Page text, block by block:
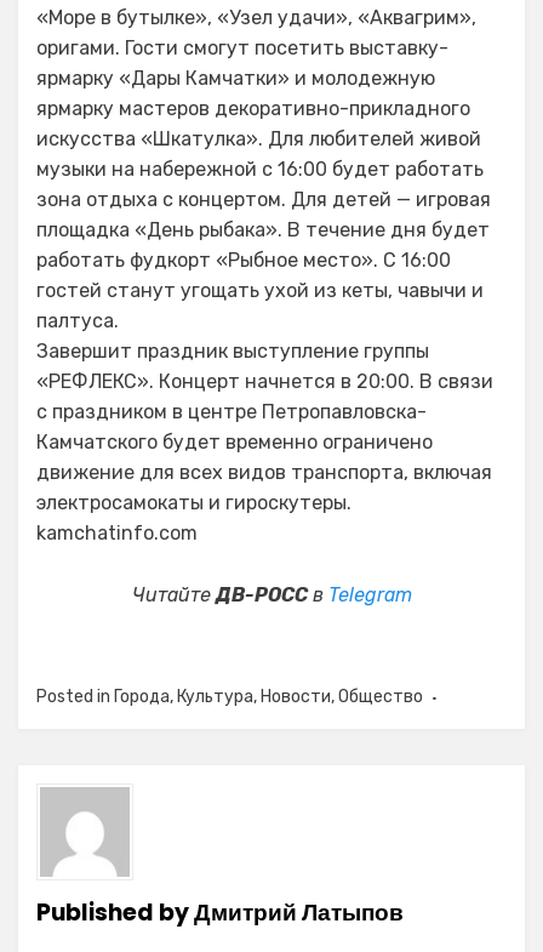
«Море в бутылке», «Узел удачи», «Аквагрим»,
оригами. Гости смогут посетить выставку-
ярмарку «Дары Камчатки» и молодежную
ярмарку мастеров декоративно-прикладного
искусства «Шкатулка». Для любителей живой
музыки на набережной с 16:00 будет работать
зона отдыха с концертом. Для детей — игровая
площадка «День рыбака». В течение дня будет
работать фудкорт «Рыбное место». С 16:00
гостей станут угощать ухой из кеты, чавычи и
палтуса.
Завершит праздник выступление группы
«РЕФЛЕКС». Концерт начнется в 20:00. В связи
с праздником в центре Петропавловска-
Камчатского будет временно ограничено
движение для всех видов транспорта, включая
электросамокаты и гироскутеры.
kamchatinfo.com
ЧитайтеДВ-РОССв Telegram
Posted in Города, Культура, Новости,Общество
Published byДмитрий Латыпов